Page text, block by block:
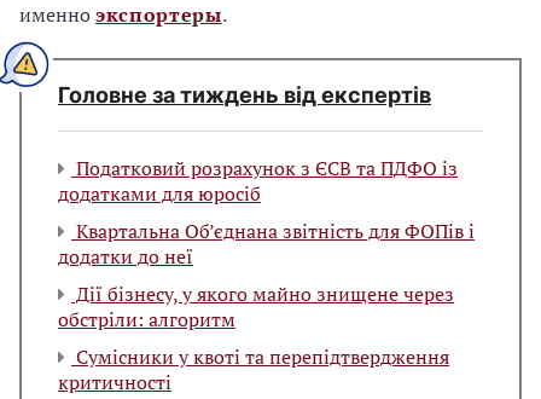
именноэкспортеры.
Головне за тиждень від експертів
Податковий розрахунок з ЄСВ та ПДФО із
додатками для юросіб
Квартальна Об’єднана звітність для ФОПів і
додатки до неї
Дії бізнесу, у якого майно знищене через
обстріли: алгоритм
Сумісники у квоті та перепідтвердження
критичності